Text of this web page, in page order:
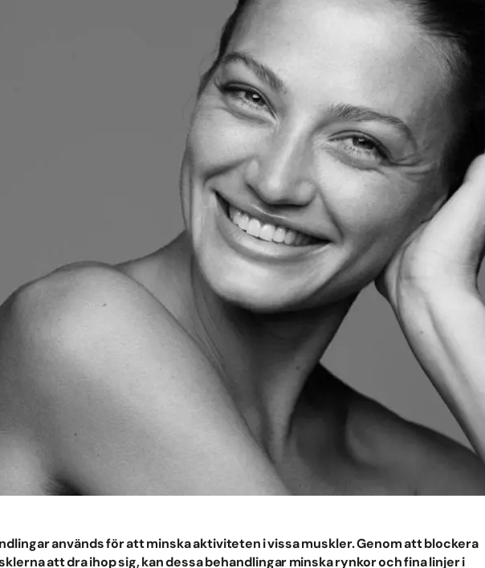
används för att minska aktiviteten i vissa muskler. Genom att blockera
att dra ihop sig, kan dessa behandlingar minska rynkor och fina linjer i